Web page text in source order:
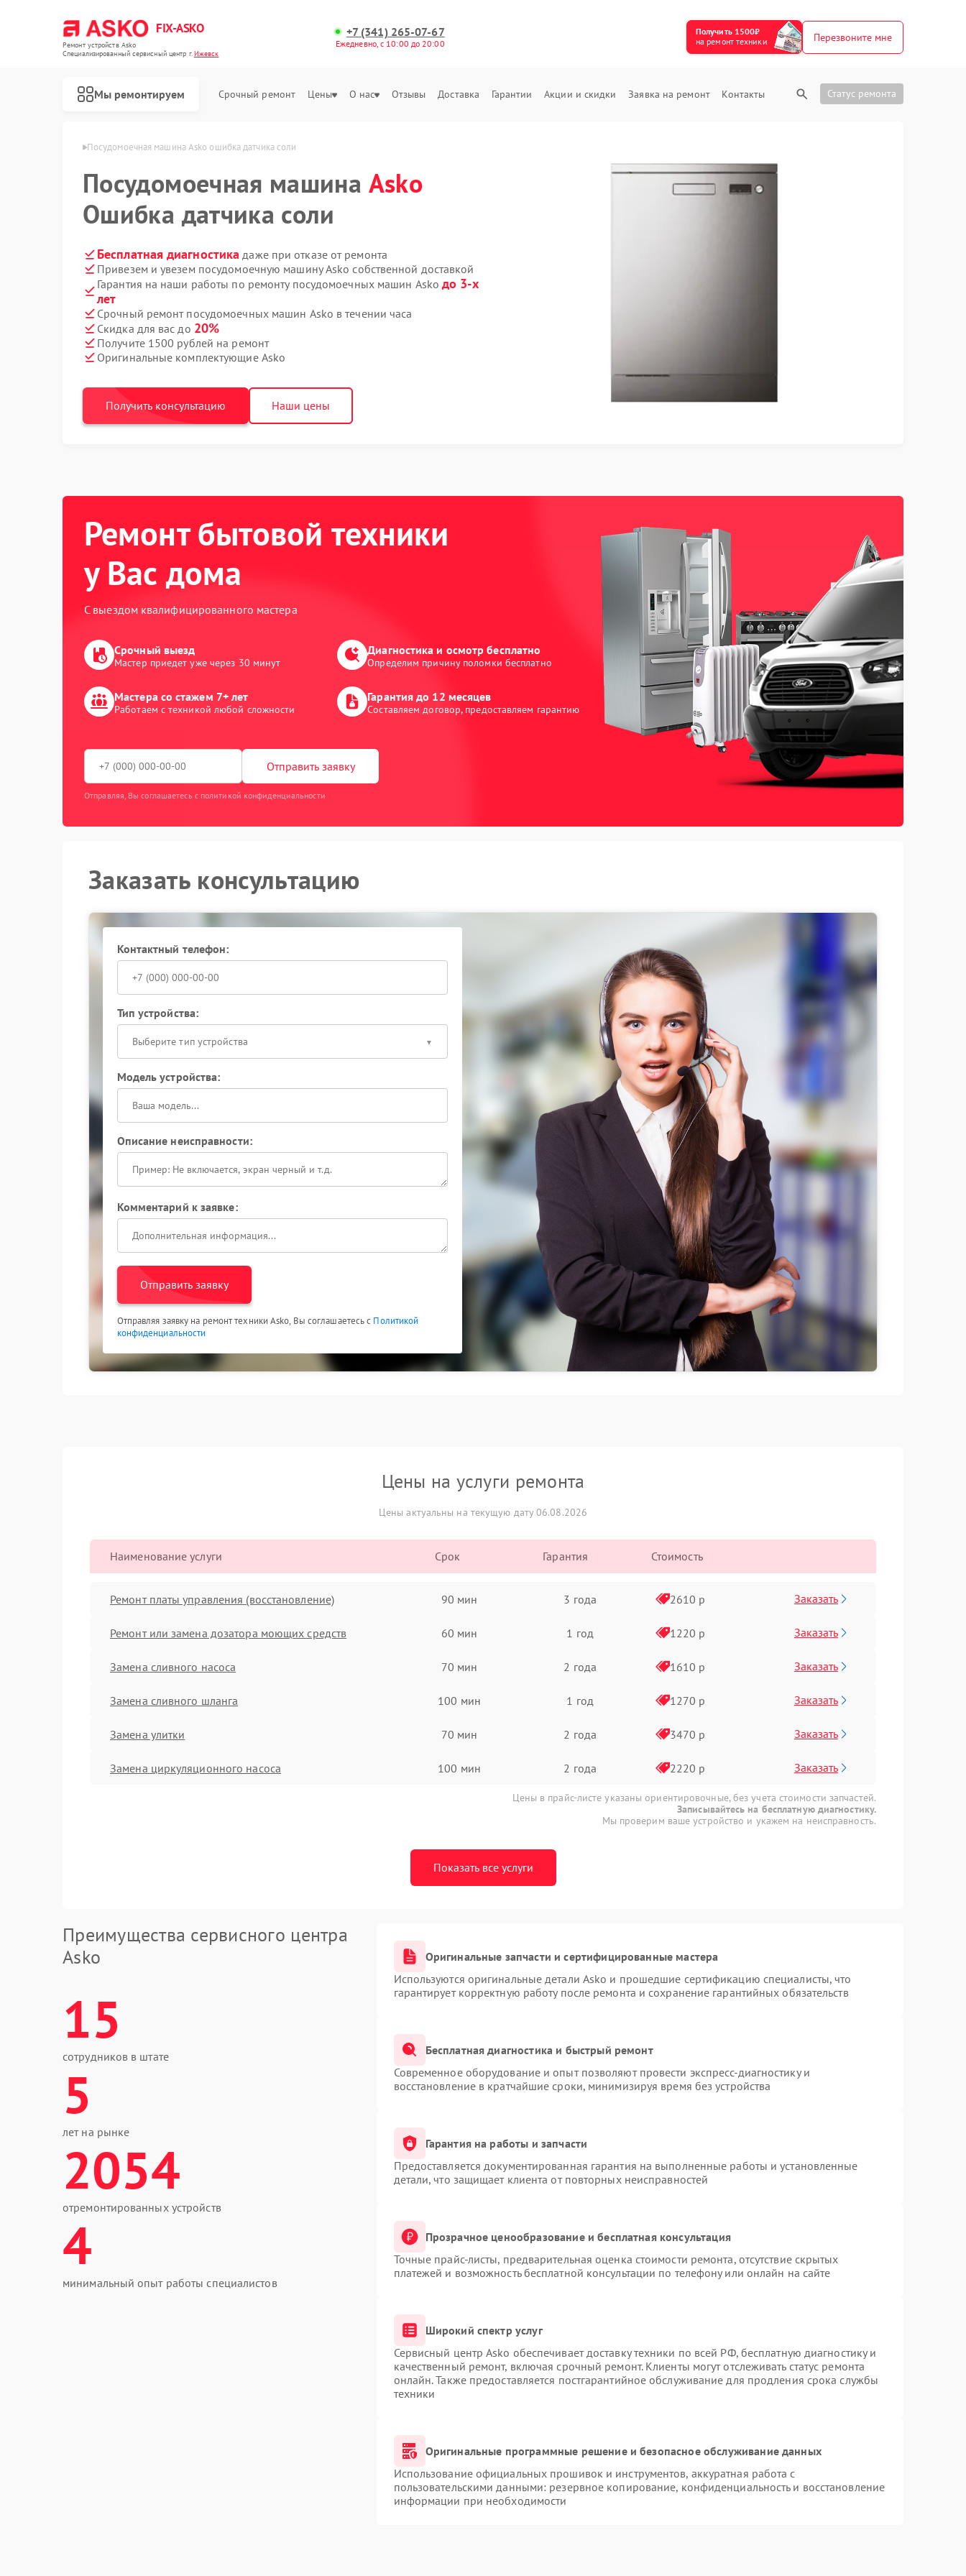
FIX-ASKO
Ремонт устройств Asko
Специализированный cервисный центр г.Ижевск
+7 (341) 265-07-67
Ежедневно, с 10:00 до 20:00
Получить 1500₽
на ремонт техники
Перезвоните мне
Мы ремонтируем Срочный ремонт Цены О нас Отзывы Доставка Гарантии Акции и скидки Заявка на ремонт Контакты Статус ремонта
Посудомоечная машина Asko ошибка датчика соли
Посудомоечная машина Asko
Ошибка датчика соли
Бесплатная диагностика даже при отказе от ремонта
Привезем и увезем посудомоечную машину Asko собственной доставкой
Гарантия на наши работы по ремонту посудомоечных машин Asko до 3-х
лет
Срочный ремонт посудомоечных машин Asko в течении часа
Скидка для вас до 20%
Получите 1500 рублей на ремонт
Оригинальные комплектующие Asko
Получить консультацию Наши цены
Ремонт бытовой техники
у Вас дома
С выездом квалифицированного мастера
Срочный выезд
Мастер приедет уже через 30 минут
Диагностика и осмотр бесплатно
Определим причину поломки бесплатно
Мастера со стажем 7+ лет
Работаем с техникой любой сложности
Гарантия до 12 месяцев
Составляем договор, предоставляем гарантию
Отправить заявку
Отправляя, Вы соглашаетесь с политикой конфиденциальности
Заказать консультацию
Контактный телефон:
Тип устройства:
Выберите тип устройства
Модель устройства:
Описание неисправности:
Комментарий к заявке:
Отправить заявку
Отправляя заявку на ремонт техники Asko, Вы соглашаетесь с Политикой
конфиденциальности
Цены на услуги ремонта
Цены актуальны на текущую дату 06.08.2026
Наименование услуги Срок Гарантия Стоимость
Ремонт платы управления (восстановление) 90 мин 3 года 2610 р Заказать
Ремонт или замена дозатора моющих средств 60 мин 1 год 1220 р Заказать
Замена сливного насоса 70 мин 2 года 1610 р Заказать
Замена сливного шланга 100 мин 1 год 1270 р Заказать
Замена улитки 70 мин 2 года 3470 р Заказать
Замена циркуляционного насоса 100 мин 2 года 2220 р Заказать
Цены в прайс-листе указаны ориентировочные, без учета стоимости запчастей.
Записывайтесь на бесплатную диагностику.
Мы проверим ваше устройство и укажем на неисправность.
Показать все услуги
Преимущества сервисного центра
Asko
15
сотрудников в штате
5
лет на рынке
2054
отремонтированных устройств
4
минимальный опыт работы специалистов
Оригинальные запчасти и сертифицированные мастера
Используются оригинальные детали Asko и прошедшие сертификацию специалисты, что
гарантирует корректную работу после ремонта и сохранение гарантийных обязательств
Бесплатная диагностика и быстрый ремонт
Современное оборудование и опыт позволяют провести экспресс-диагностику и
восстановление в кратчайшие сроки, минимизируя время без устройства
Гарантия на работы и запчасти
Предоставляется документированная гарантия на выполненные работы и установленные
детали, что защищает клиента от повторных неисправностей
Прозрачное ценообразование и бесплатная консультация
Точные прайс-листы, предварительная оценка стоимости ремонта, отсутствие скрытых
платежей и возможность бесплатной консультации по телефону или онлайн на сайте
Широкий спектр услуг
Сервисный центр Asko обеспечивает доставку техники по всей РФ, бесплатную диагностику и
качественный ремонт, включая срочный ремонт. Клиенты могут отслеживать статус ремонта
онлайн. Также предоставляется постгарантийное обслуживание для продления срока службы
техники
Оригинальные программные решение и безопасное обслуживание данных
Использование официальных прошивок и инструментов, аккуратная работа с
пользовательскими данными: резервное копирование, конфиденциальность и восстановление
информации при необходимости